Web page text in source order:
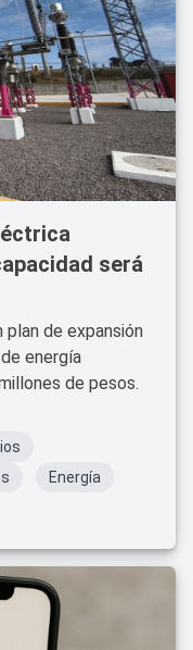
será
plan de expansión
energía
de pesos.
Energía